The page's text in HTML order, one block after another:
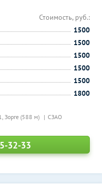
Зорге (588 м) СЗАО
Стоимость, руб.:
1500
1500
1500
1500
1500
1800
32-33